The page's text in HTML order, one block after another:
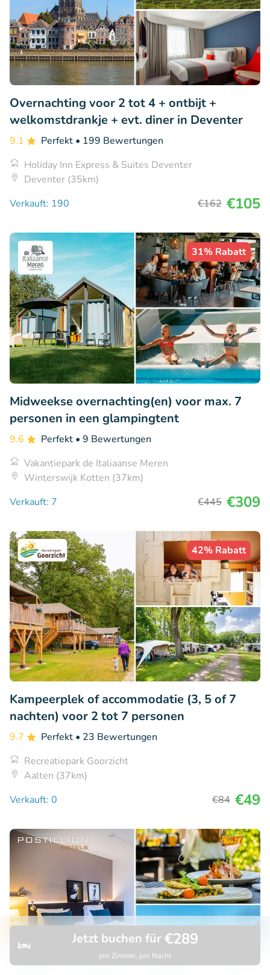
Suchen Buchungen
Jetzt buchen für€289
pro Zimmer, pro Nacht
Overnachting voor 2 tot 4 + ontbijt +
welkomstdrankje + evt. diner in Deventer
9.1 Perfekt • 199 Bewertungen
Holiday Inn Express & Suites Deventer
Deventer (35km)
Verkauft: 190
€162 €105
31% Rabatt
Midweekse overnachting(en) voor max. 7
personen in een glampingtent
9.6 Perfekt • 9 Bewertungen
Vakantiepark de Italiaanse Meren
Winterswijk Kotten (37km)
Verkauft: 7
€445 €309
42% Rabatt
Kampeerplek of accommodatie (3, 5 of 7
nachten) voor 2 tot 7 personen
9.7 Perfekt • 23 Bewertungen
Recreatiepark Goorzicht
Aalten (37km)
Verkauft: 0
€84 €49